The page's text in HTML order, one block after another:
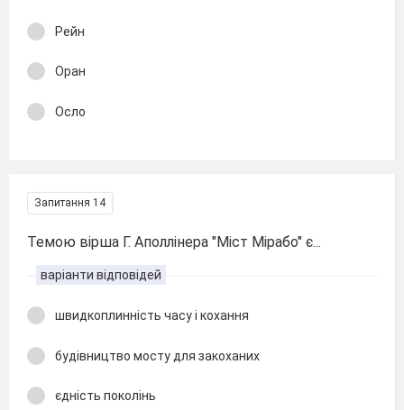
Рейн
Оран
Осло
Запитання 14
Темою вірша Г. Аполлінера "Міст Мірабо" є...
варіанти відповідей
швидкоплинність часу і кохання
будівництво мосту для закоханих
єдність поколінь